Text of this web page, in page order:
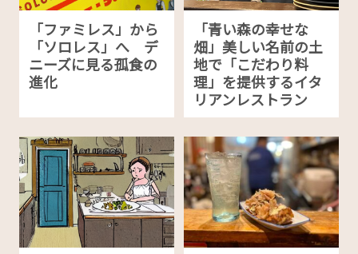
「ファミレス」から
「ソロレス」へ デ
ニーズに見る孤食の
進化
「青い森の幸せな
畑」美しい名前の土
地で「こだわり料
理」を提供するイタ
リアンレストラン